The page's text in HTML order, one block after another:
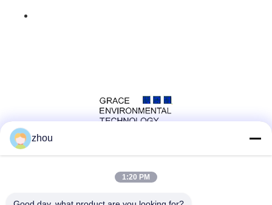
zhou
1:20 PM